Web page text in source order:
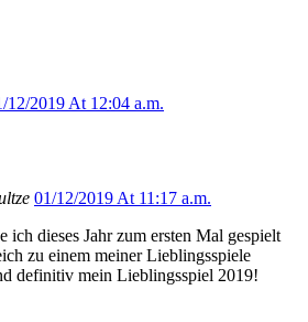
12/2019 At 12:04 a.m.
01/12/2019 At 11:17 a.m.
ich dieses Jahr zum ersten Mal gespielt
zu einem meiner Lieblingsspiele
definitiv mein Lieblingsspiel 2019!